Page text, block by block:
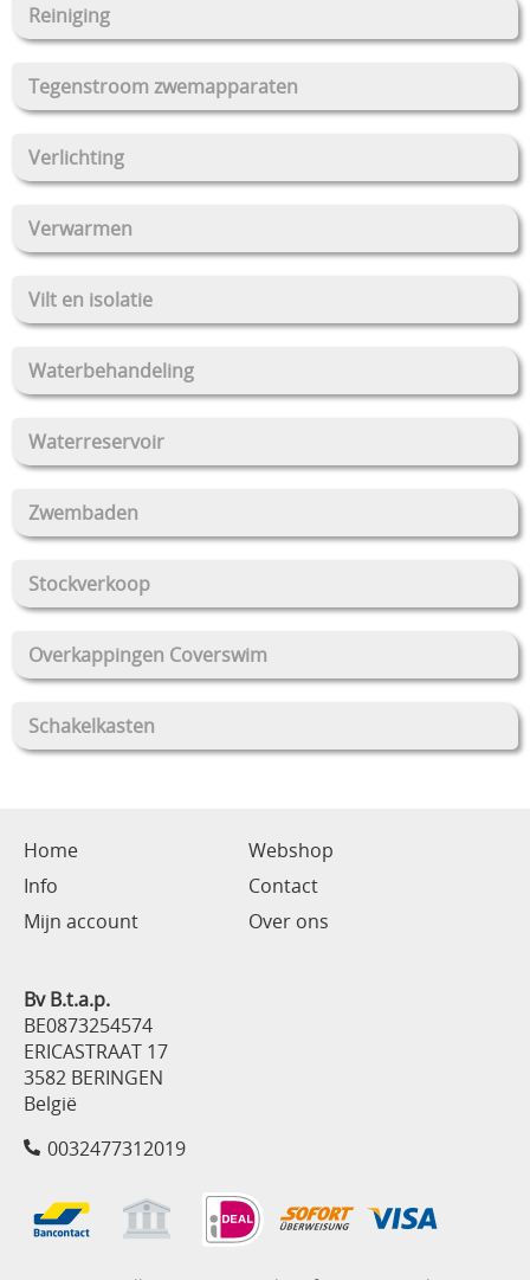
Reiniging
Tegenstroom zwemapparaten
Verlichting
Verwarmen
Vilt en isolatie
Waterbehandeling
Waterreservoir
Zwembaden
Stockverkoop
Overkappingen Coverswim
Schakelkasten
Home
Webshop
Info
Contact
Mijn account
Over ons
Bv B.t.a.p.
BE0873254574
ERICASTRAAT 17
3582 BERINGEN
België
0032477312019